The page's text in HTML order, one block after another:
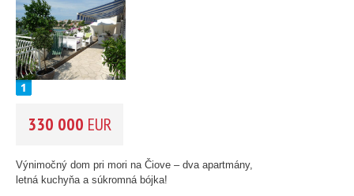
2
330 000 EUR
Výnimočný dom pri mori na Čiove – dva apartmány,
letná kuchyňa a súkromná bójka!